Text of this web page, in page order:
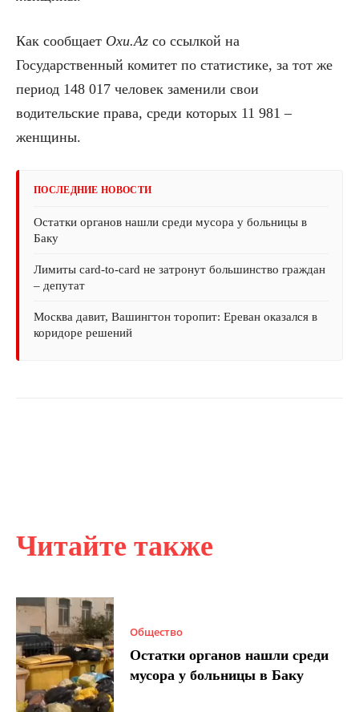
Читайте также
Общество
Остатки органов нашли среди
мусора у больницы в Баку
Как сообщает Oxu.Az со ссылкой на
Государственный комитет по статистике, за тот же
период 148 017 человек заменили свои
водительские права, среди которых 11 981 –
женщины.
ПОСЛЕДНИЕ НОВОСТИ
Остатки органов нашли среди мусора у больницы в
Баку
Лимиты card-to-card не затронут большинство граждан
– депутат
Москва давит, Вашингтон торопит: Ереван оказался в
коридоре решений